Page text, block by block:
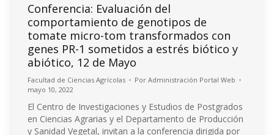
Conferencia: Evaluación del
comportamiento de genotipos de
tomate micro-tom transformados con
genes PR-1 sometidos a estrés biótico y
abiótico, 12 de Mayo
Facultad de Ciencias Agrícolas Por Administración Portal Web
mayo 10, 2022
El Centro de Investigaciones y Estudios de Postgrados
en Ciencias Agrarias y el Departamento de Producción
y Sanidad Vegetal, invitan a la conferencia dirigida por